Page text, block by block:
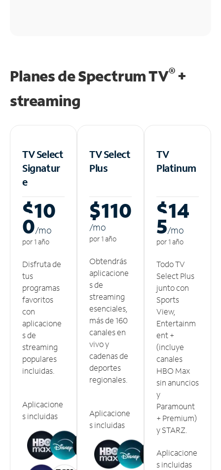
Planes de Spectrum TV®+
streaming
TV Select
Signatur
e
$10
0/mo
por 1 año
Disfruta de
tus
programas
favoritos
con
aplicacione
s de
streaming
populares
incluidas.
Aplicacione
s incluidas
TV Select
Plus
$110
/mo
por 1 año
Obtendrás
aplicacione
s de
streaming
esenciales,
más de 160
canales en
vivo y
cadenas de
deportes
regionales.
Aplicacione
s incluidas
TV
Platinum
$14
5/mo
por 1 año
Todo TV
Select Plus
junto con
Sports
View,
Entertainm
ent +
(incluye
canales
HBO Max
sin anuncios
y
Paramount
+ Premium)
y STARZ.
Aplicacione
s incluidas